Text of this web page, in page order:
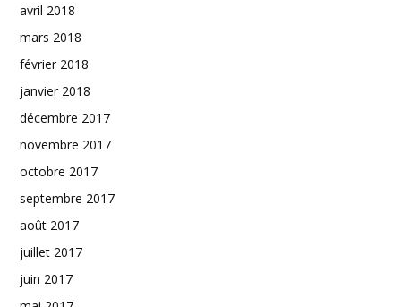
avril 2018
mars 2018
février 2018
janvier 2018
décembre 2017
novembre 2017
octobre 2017
septembre 2017
août 2017
juillet 2017
juin 2017